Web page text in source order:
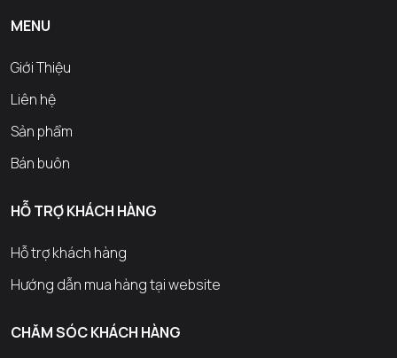
MENU
Giới Thiệu
Liên hệ
Sản phẩm
Bán buôn
HỖ TRỢ KHÁCH HÀNG
Hỗ trợ khách hàng
Hướng dẫn mua hàng tại website
CHĂM SÓC KHÁCH HÀNG